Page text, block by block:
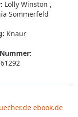
Lolly Winston ,
Sommerfeld
Knaur
ebook.de